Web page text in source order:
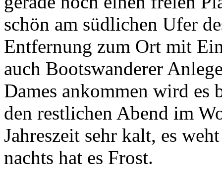
schön am südlichen Ufer
Entfernung zum Ort mit
auch Bootswanderer
Dames ankommen wird
den restlichen Abend im
Jahreszeit sehr kalt, es
nachts hat es Frost.